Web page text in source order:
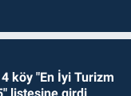
köy "En İyi Turizm